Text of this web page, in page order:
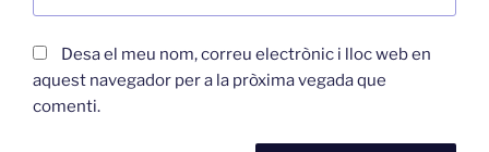
Desa el meu nom, correu electrònic i lloc web en
aquest navegador per a la pròxima vegada que
comenti.